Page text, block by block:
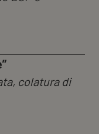
colatura di